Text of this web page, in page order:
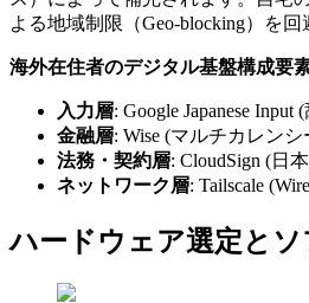
よる地域制限（Geo-blocking）を
海外在住者のデジタル基盤構成要
入力層: Google Japanese
金融層: Wise (マルチカレン
法務・契約層: CloudSign (日
ネットワーク層: Tailscale
ハードウェア選定と